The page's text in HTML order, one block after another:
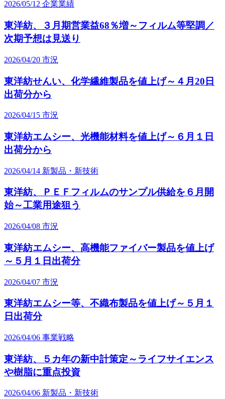
2026/05/12 企業業績
東洋紡、３月期営業益68％増～フィルム等堅調／
次期予想は見送り
2026/04/20 市況
東洋紡せんい、化学繊維製品を値上げ～４月20日
出荷分から
2026/04/15 市況
東洋紡エムシー、光機能材料を値上げ～６月１日
出荷分から
2026/04/14 新製品・新技術
東洋紡、ＰＥＦフィルムのサンプル供給を６月開
始～工業用途狙う
2026/04/08 市況
東洋紡エムシー、高機能ファイバー製品を値上げ
～５月１日出荷分
2026/04/07 市況
東洋紡エムシー等、不織布製品を値上げ～５月１
日出荷分
2026/04/06 事業戦略
東洋紡、５カ年の新中計策定～ライフサイエンス
や樹脂に重点投資
2026/04/06 新製品・新技術